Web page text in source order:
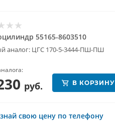
55165-8603510
аналог: ЦГС 170-5-3444-ПШ-ПШ
руб. В КОРЗИНУ
свою цену по телефону